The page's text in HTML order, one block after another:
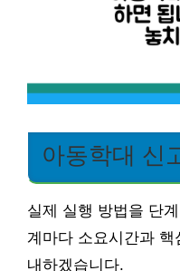
아동학대 신
실제 실행 방법을 단
계마다 소요시간과
내하겠습니다.